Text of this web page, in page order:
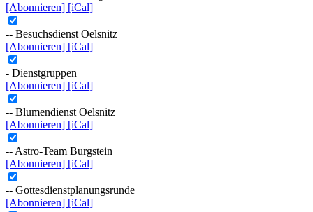
[Abonnieren] [iCal]
-- Besuchsdienst Oelsnitz
[Abonnieren] [iCal]
- Dienstgruppen
[Abonnieren] [iCal]
-- Blumendienst Oelsnitz
[Abonnieren] [iCal]
-- Astro-Team Burgstein
[Abonnieren] [iCal]
-- Gottesdienstplanungsrunde
[Abonnieren] [iCal]